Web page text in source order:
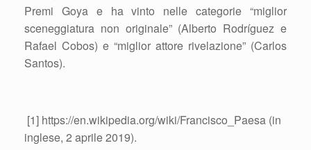
Premi Goya e ha vinto nelle categorie “miglior
sceneggiatura non originale” (Alberto Rodríguez e
Rafael Cobos) e “miglior attore rivelazione” (Carlos
Santos).
[1] https://en.wikipedia.org/wiki/Francisco_Paesa (in
inglese, 2 aprile 2019).